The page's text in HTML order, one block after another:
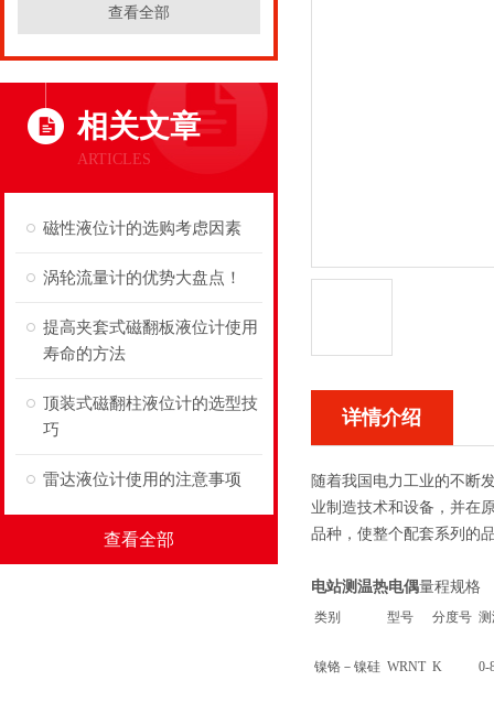
查看全部
相关文章
ARTICLES
磁性液位计的选购考虑因素
涡轮流量计的优势大盘点！
提高夹套式磁翻板液位计使用
寿命的方法
顶装式磁翻柱液位计的选型技
巧
雷达液位计使用的注意事项
查看全部
详情介绍
随着我国电力工业的不断
业制造技术和设备，并在
品种，使整个配套系列的
电站测温热电偶量程规格
类别 型号 分度号
镍铬－镍硅 WRNT K 0-